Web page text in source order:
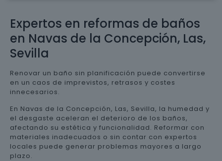
Expertos en reformas de baños
en Navas de la Concepción, Las,
Sevilla
Renovar un baño sin planificación puede convertirse
en un caos de imprevistos, retrasos y costes
innecesarios.
En Navas de la Concepción, Las, Sevilla, la humedad y
el desgaste aceleran el deterioro de los baños,
afectando su estética y funcionalidad. Reformar con
materiales inadecuados o sin contar con expertos
locales puede generar problemas mayores a largo
plazo.